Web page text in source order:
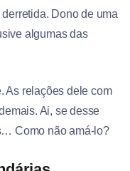
Dono de uma
algumas das
As relações dele com
Ai, se desse
Como não amá-lo?